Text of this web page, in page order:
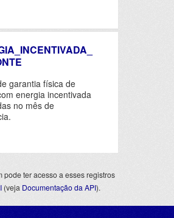
garantia física de
energia incentivada
no mês de
pode ter acesso a esses registros
(veja Documentação da API).